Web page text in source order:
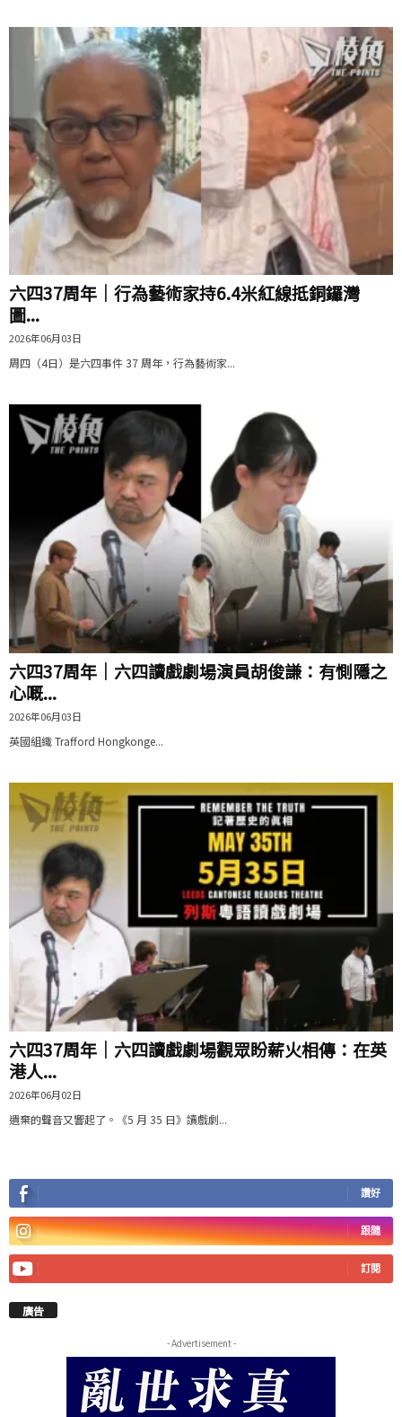
六四37周年｜行為藝術家持6.4米紅線抵銅鑼灣
圖...
2026年06月03日
周四（4日）是六四事件 37 周年，行為藝術家...
六四37周年｜六四讀戲劇場演員胡俊謙：有惻隱之
心嘅...
2026年06月03日
英國組織 Trafford Hongkonge...
六四37周年｜六四讀戲劇場觀眾盼薪火相傳：在英
港人...
2026年06月02日
遺棄的聲音又響起了。《5 月 35 日》讀戲劇...
讚好
跟隨
訂閱
廣告
- Advertisement -